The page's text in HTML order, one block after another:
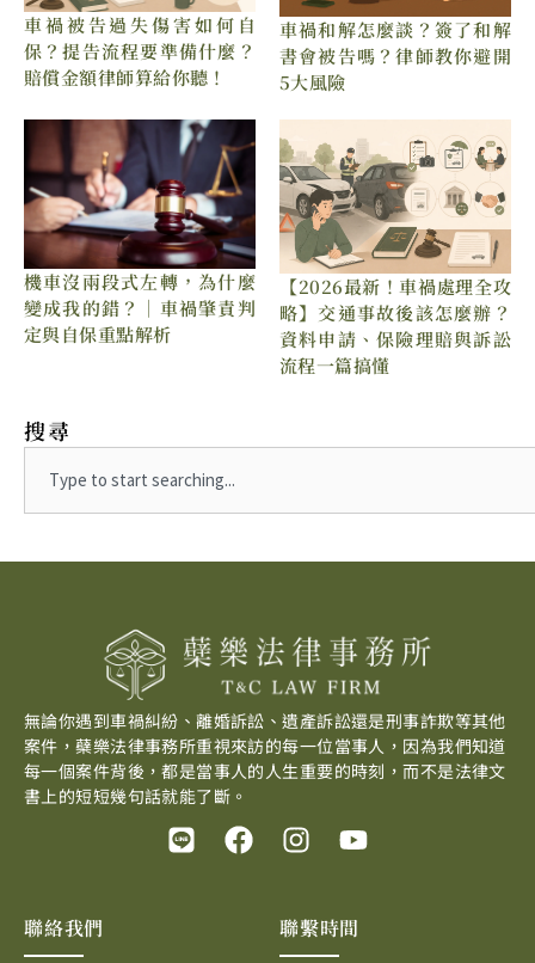
車禍被告過失傷害如何自
保？提告流程要準備什麼？
賠償金額律師算給你聽！
車禍和解怎麼談？簽了和解
書會被告嗎？律師教你避開
5大風險
機車沒兩段式左轉，為什麼
變成我的錯？｜車禍肇責判
定與自保重點解析
【2026最新！車禍處理全攻
略】交通事故後該怎麼辦？
資料申請、保險理賠與訴訟
流程一篇搞懂
搜尋
無論你遇到車禍糾紛、離婚訴訟、遺產訴訟還是刑事詐欺等其他
案件，蘗樂法律事務所重視來訪的每一位當事人，因為我們知道
每一個案件背後，都是當事人的人生重要的時刻，而不是法律文
書上的短短幾句話就能了斷。
L
F
I
t
a
Y
t
聯繫時間
聯絡我們